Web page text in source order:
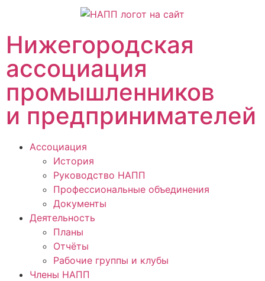
Нижегородская
ассоциация
промышленников
и предпринимателей
Ассоциация
История
Руководство НАПП
Профессиональные объединения
Документы
Деятельность
Планы
Отчёты
Рабочие группы и клубы
Члены НАПП